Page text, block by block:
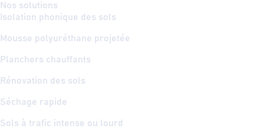
Nos solutions
Isolation phonique des sols
Mousse polyuréthane projetée
Planchers chauffants
Rénovation des sols
Séchage rapide
Sols à trafic intense ou lourd